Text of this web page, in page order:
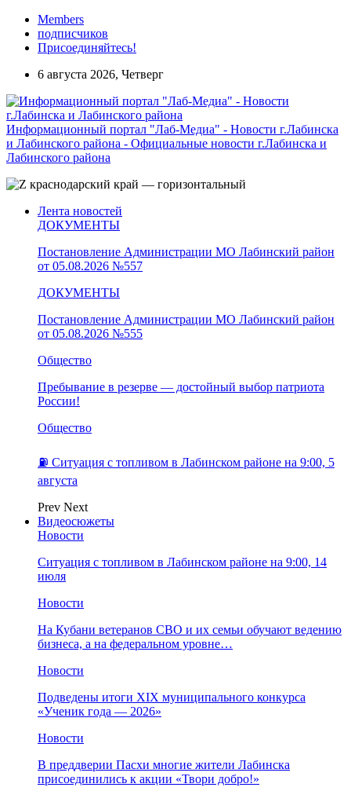
Members
подписчиков
Присоединяйтесь!
6 августа 2026, Четверг
Информационный портал "Лаб-Медиа" - Новости г.Лабинска
и Лабинского района - Официальные новости г.Лабинска и
Лабинского района
Лента новостей
ДОКУМЕНТЫ
Постановление Администрации МО Лабинский район
от 05.08.2026 №557
ДОКУМЕНТЫ
Постановление Администрации МО Лабинский район
от 05.08.2026 №555
Общество
Пребывание в резерве — достойный выбор патриота
России!
Общество
⛽️ Ситуация с топливом в Лабинском районе на 9:00, 5
августа
Prev Next
Видеосюжеты
Новости
Ситуация с топливом в Лабинском районе на 9:00, 14
июля
Новости
На Кубани ветеранов СВО и их семьи обучают ведению
бизнеса, а на федеральном уровне…
Новости
Подведены итоги XIX муниципального конкурса
«Ученик года — 2026»
Новости
В преддверии Пасхи многие жители Лабинска
присоединились к акции «Твори добро!»